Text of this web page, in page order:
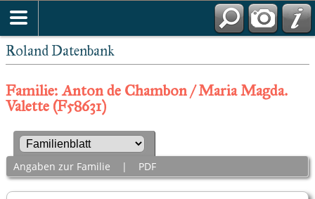
Roland Datenbank
Familie: Anton de Chambon / Maria Magda.
Valette (F58631)
Angaben zur Familie | PDF